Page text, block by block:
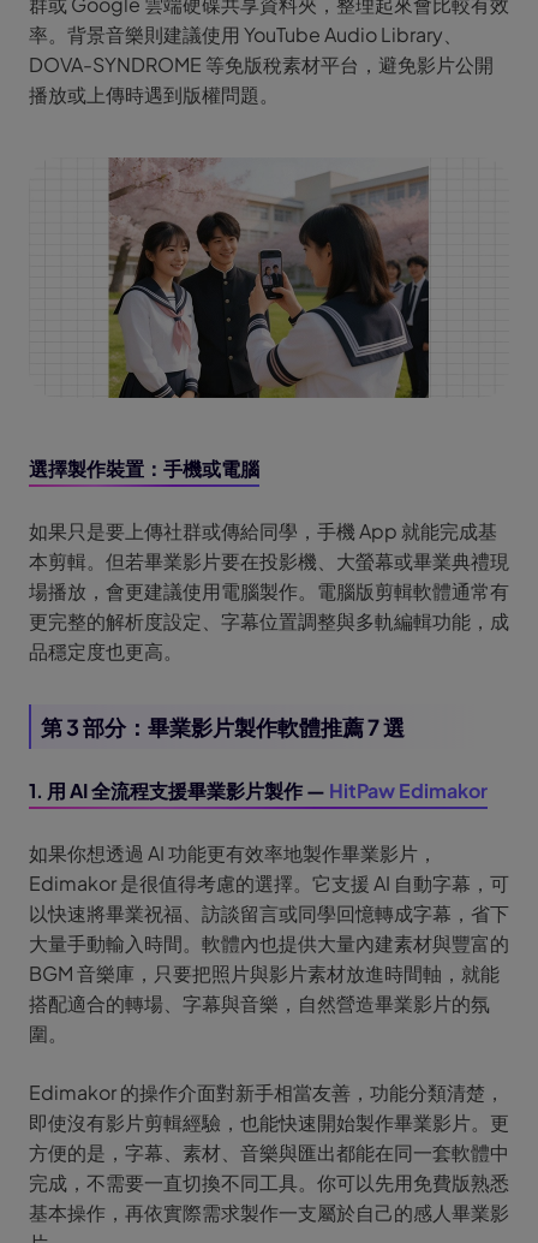
率。背景音樂則建議使用 YouTube Audio Library、
DOVA-SYNDROME 等免版稅素材平台，避免影片公開
播放或上傳時遇到版權問題。
選擇製作裝置：手機或電腦
如果只是要上傳社群或傳給同學，手機 App 就能完成基
本剪輯。但若畢業影片要在投影機、大螢幕或畢業典禮現
場播放，會更建議使用電腦製作。電腦版剪輯軟體通常有
更完整的解析度設定、字幕位置調整與多軌編輯功能，成
品穩定度也更高。
第 3 部分：畢業影片製作軟體推薦 7 選
1. 用 AI 全流程支援畢業影片製作 — HitPaw Edimakor
如果你想透過 AI 功能更有效率地製作畢業影片，
Edimakor 是很值得考慮的選擇。它支援 AI 自動字幕，可
以快速將畢業祝福、訪談留言或同學回憶轉成字幕，省下
大量手動輸入時間。軟體內也提供大量內建素材與豐富的
BGM 音樂庫，只要把照片與影片素材放進時間軸，就能
搭配適合的轉場、字幕與音樂，自然營造畢業影片的氛
圍。
Edimakor 的操作介面對新手相當友善，功能分類清楚，
即使沒有影片剪輯經驗，也能快速開始製作畢業影片。更
方便的是，字幕、素材、音樂與匯出都能在同一套軟體中
完成，不需要一直切換不同工具。你可以先用免費版熟悉
基本操作，再依實際需求製作一支屬於自己的感人畢業影